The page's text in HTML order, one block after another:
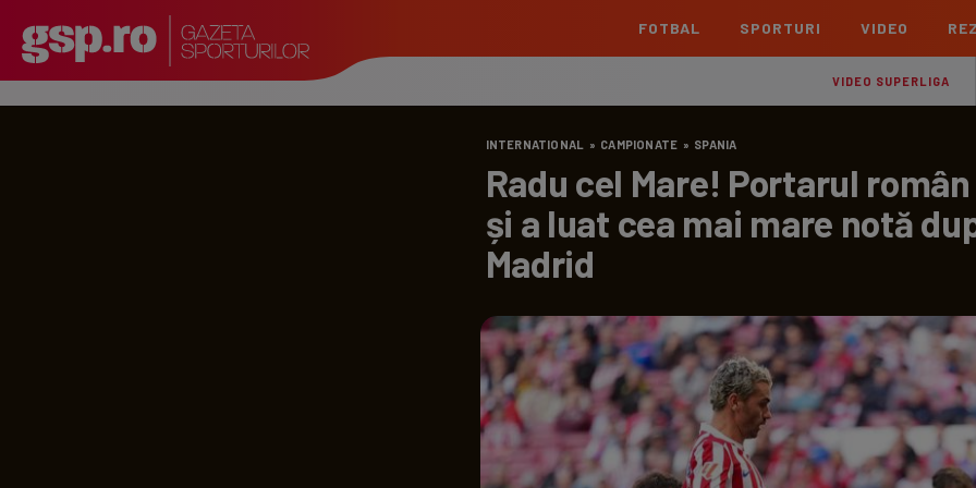
FOTBAL
Echipe
Liga 2
TOATE ȘTIRILE
Echipe
La
Echipe
Echipe
SPORTURI VIDEO
VIDEO SUPERLIGA
INTERNATIONAL » CAMPIONATE » SPANIA
Radu cel Mare! Portarul
și a luat cea mai mare notă
Madrid